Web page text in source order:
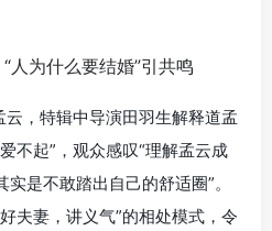
云，特辑中导演田羽生解释道孟
不起”，观众感叹“理解孟云成
是不敢踏出自己的舒适圈”。
夫妻，讲义气”的相处模式，令